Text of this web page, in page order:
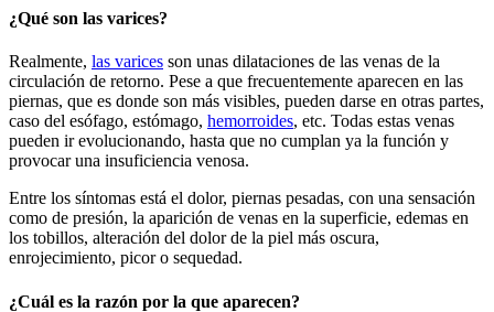
¿Qué son las varices?
Realmente, las varices son unas dilataciones de las venas de la
circulación de retorno. Pese a que frecuentemente aparecen en las
piernas, que es donde son más visibles, pueden darse en otras partes,
caso del esófago, estómago, hemorroides, etc. Todas estas venas
pueden ir evolucionando, hasta que no cumplan ya la función y
provocar una insuficiencia venosa.
Entre los síntomas está el dolor, piernas pesadas, con una sensación
como de presión, la aparición de venas en la superficie, edemas en
los tobillos, alteración del dolor de la piel más oscura,
enrojecimiento, picor o sequedad.
¿Cuál es la razón por la que aparecen?